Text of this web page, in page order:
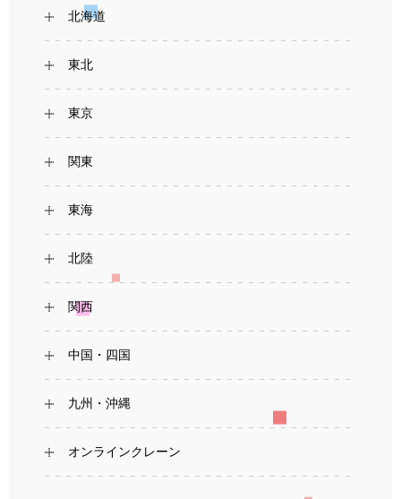
北海道
東北
東京
関東
東海
北陸
関西
中国・四国
九州・沖縄
オンラインクレーン